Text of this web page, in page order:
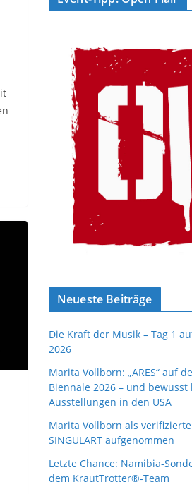
Neueste Beiträge
Die Kraft der Musik – Tag 1
2026
Marita Vollborn: „ARES“ auf
Biennale 2026 – und bewusst
Ausstellungen in den USA
Marita Vollborn als
SINGULART aufgenommen
Letzte Chance: Namibia-
dem KrautTrotter®-Team